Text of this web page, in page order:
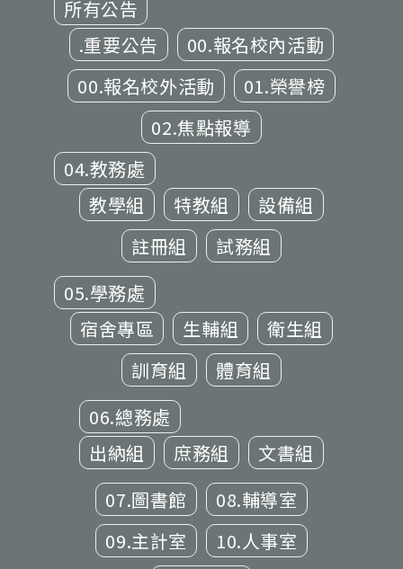
所有公告
.重要公告
00.報名校內活動
00.報名校外活動
01.榮譽榜
02.焦點報導
04.教務處
教學組
特教組
設備組
註冊組
試務組
05.學務處
宿舍專區
生輔組
衛生組
訓育組
體育組
06.總務處
出納組
庶務組
文書組
07.圖書館
08.輔導室
09.主計室
10.人事室